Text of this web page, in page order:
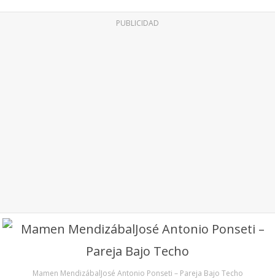
PUBLICIDAD
Mamen MendizábalJosé Antonio Ponseti – Pareja Bajo Techo